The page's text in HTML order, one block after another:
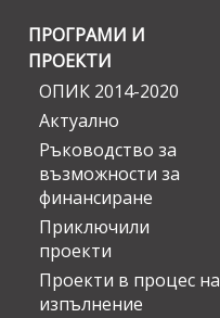
ПРОГРАМИ И
ПРОЕКТИ
ОПИК 2014-2020
Актуално
Ръководство за
възможности за
финансиране
Приключили
проекти
Проекти в процес на
изпълнение